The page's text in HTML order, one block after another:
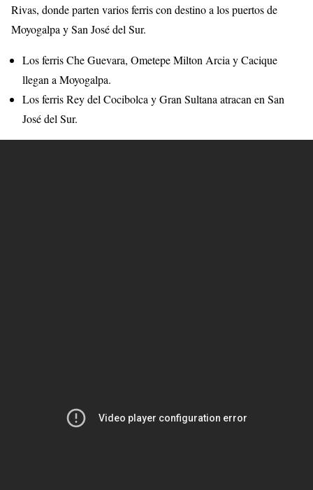
Rivas, donde parten varios ferris con destino a los puertos de
Moyogalpa y San José del Sur.
Los ferris Che Guevara, Ometepe Milton Arcia y Cacique
llegan a Moyogalpa.
Los ferris Rey del Cocibolca y Gran Sultana atracan en San
José del Sur.